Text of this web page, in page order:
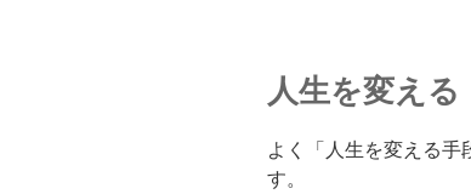
人生を変える
よく「人生を変える手
す。